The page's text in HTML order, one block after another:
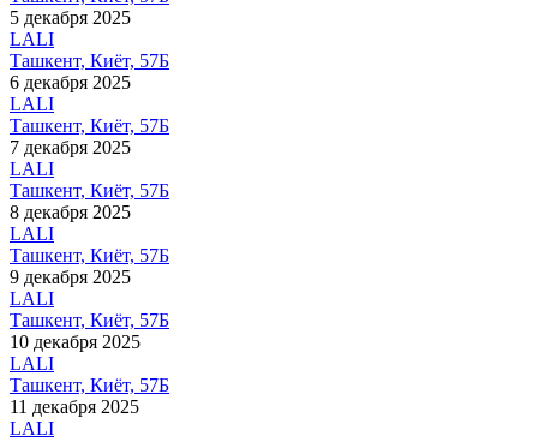
5 декабря 2025
LALI
Ташкент, Киёт, 57Б
6 декабря 2025
LALI
Ташкент, Киёт, 57Б
7 декабря 2025
LALI
Ташкент, Киёт, 57Б
8 декабря 2025
LALI
Ташкент, Киёт, 57Б
9 декабря 2025
LALI
Ташкент, Киёт, 57Б
10 декабря 2025
LALI
Ташкент, Киёт, 57Б
11 декабря 2025
LALI